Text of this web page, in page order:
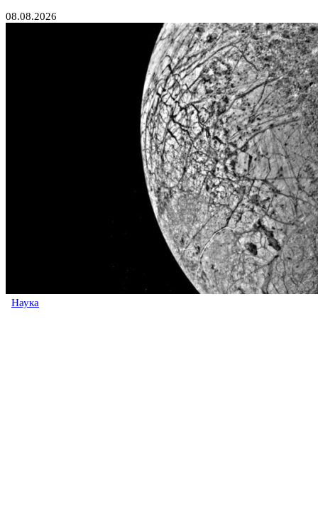
08.08.2026
Наука